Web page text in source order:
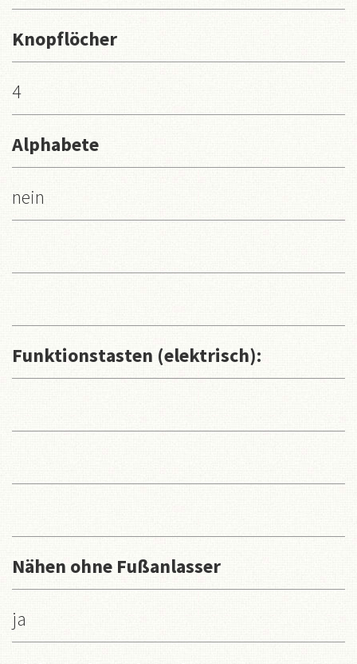
Knopflöcher
4
Alphabete
nein
Funktionstasten (elektrisch):
Nähen ohne Fußanlasser
ja